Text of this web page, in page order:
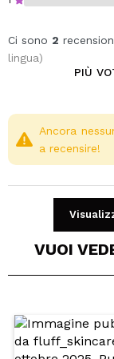
Ci sono 2
lingua)
PIÙ
Il tuo
Ancora
a recensire!
VUOI